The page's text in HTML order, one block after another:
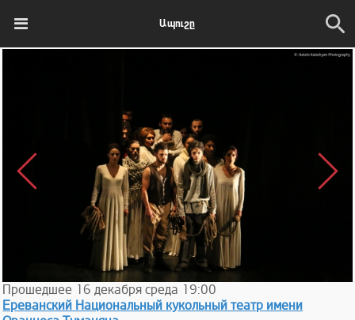
Ապուշը
Прошедшее 16 декабря среда 19:00
Ереванский Национальный кукольный театр имени